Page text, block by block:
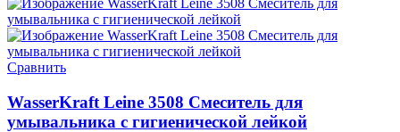
Сравнить
WasserKraft Leine 3508 Смеситель для
умывальника с гигиенической лейкой